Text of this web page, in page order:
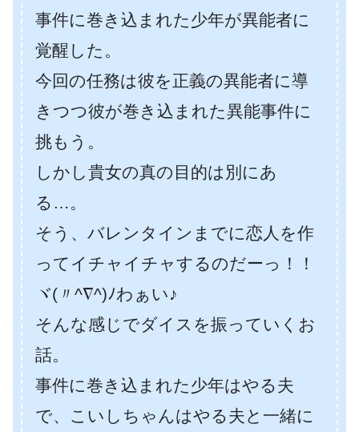
事件に巻き込まれた少年が異能者に
覚醒した。
今回の任務は彼を正義の異能者に導
きつつ彼が巻き込まれた異能事件に
挑もう。
しかし貴女の真の目的は別にあ
る…。
そう、バレンタインまでに恋人を作
ってイチャイチャするのだーっ！！
ヾ(〃^∇^)ﾉわぁい♪
そんな感じでダイスを振っていくお
話。
事件に巻き込まれた少年はやる夫
で、こいしちゃんはやる夫と一緒に